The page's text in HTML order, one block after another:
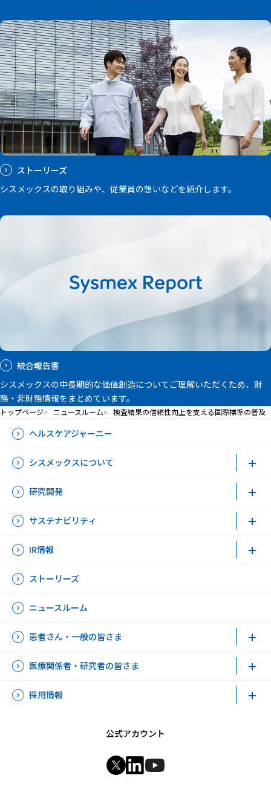
ストーリーズ
シスメックスの取り組みや、従業員の想いなどを紹介します。
統合報告書
シスメックスの中長期的な価値創造についてご理解いただくため、財
務・非財務情報をまとめています。
トップページ ニュースルーム 検査結果の信頼性向上を支える国際標準の普及
ヘルスケアジャーニー
シスメックスについて
研究開発
サステナビリティ
IR情報
ストーリーズ
ニュースルーム
患者さん・一般の皆さま
医療関係者・研究者の皆さま
採用情報
公式アカウント
新規ウィンドウを開きます
新規ウィンドウを開きます
新規ウィンドウを開きます